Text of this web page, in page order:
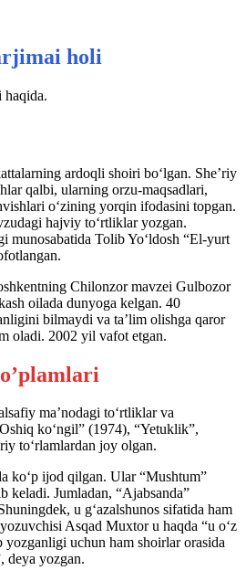
holi
haqida.
ardoqli shoiri bo‘lgan. She’riy
qalbi, ularning orzu-maqsadlari,
o‘zining yorqin ifodasini topgan.
hajviy to‘rtliklar yozgan.
Tolib Yo‘ldosh “El-yurt
Chilonzor mavzei Gulbozor
oilada dunyoga kelgan. 40
bilmaydi va ta’lim olishga qaror
oladi. 2002 yil vafot etgan.
ma’nodagi to‘rtliklar va
ko‘ngil” (1974), “Yetuklik”,
to‘rlamlardan joy olgan.
ko‘p ijod qilgan. Ular “Mushtum”
keladi. Jumladan, “Ajabsanda”
u g‘azalshunos sifatida ham
Asqad Muxtor u haqda “u o‘z
yozganligi uchun ham shoirlar orasida
deya yozgan.